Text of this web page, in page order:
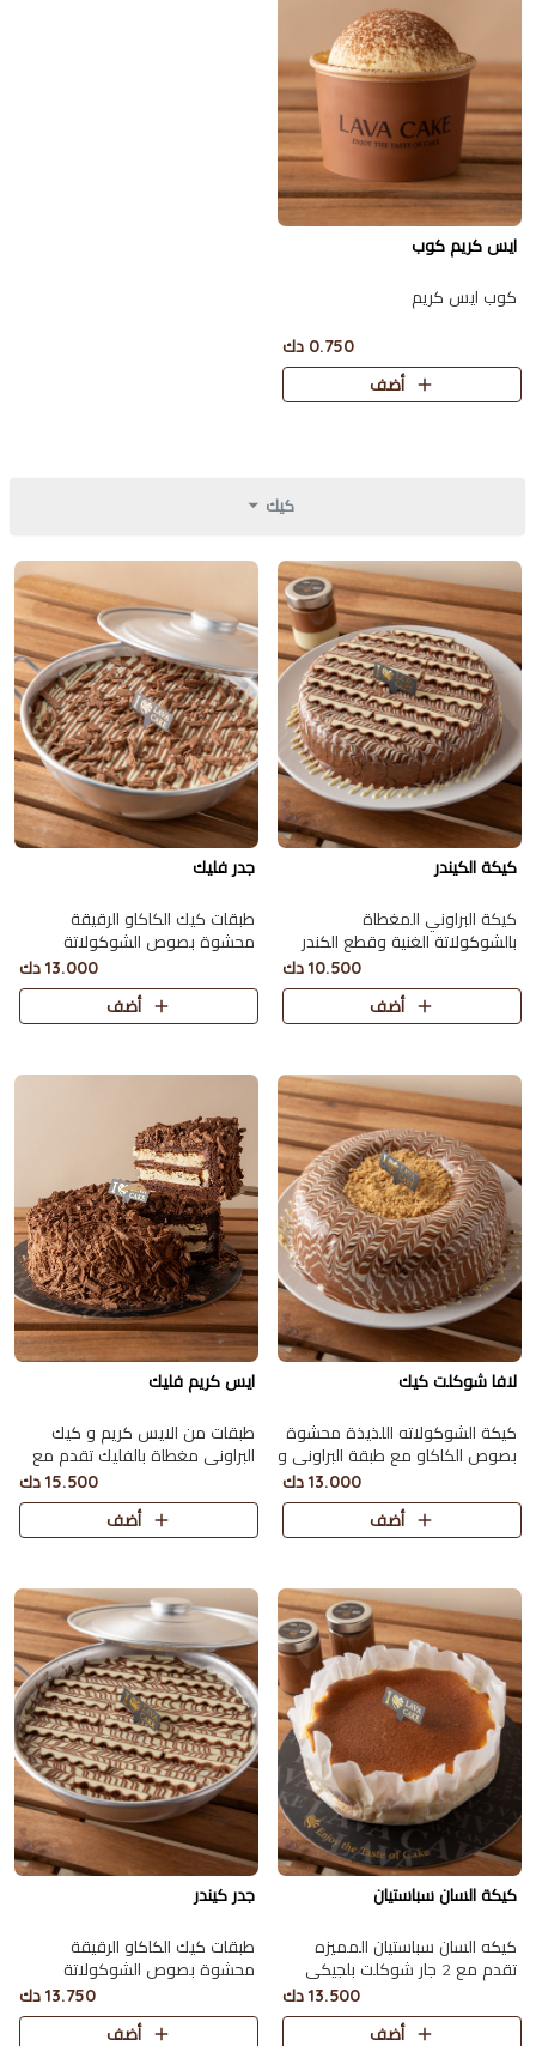
ايس كريم كوب
كوب ايس كريم
0.750 دك
أضف
كيك
كيكة الكيندر
كيكة البراوني المغطاة
بالشوكولاتة الغنية وقطع الكندر
تقدّم مع عبوة من الشوكلت ميلك
ووايت تكفي 8 أشخاص.
10.500 دك
أضف
جدر فليك
طبقات كيك الكاكاو الرقيقة
محشوة بصوص الشوكولاتة
ومغطاة بقطع الفليك يكفي 10
أشخاص.
13.000 دك
أضف
لافا شوكلت كيك
كيكة الشوكولاته اللذيذة محشوة
بصوص الكاكاو مع طبقة البراوني و
بسكويت الدايجستف تكفي 9
اشخاص
13.000 دك
أضف
ايس كريم فليك
طبقات من الايس كريم و كيك
البراوني مغطاة بالفليك تقدم مع
15.500 دك
أضف
كيكة السان سباستيان
كيكه السان سباستيان المميزه
تقدم مع 2 جار شوكلت بلجيكي
13.500 دك
أضف
جدر كيندر
طبقات كيك الكاكاو الرقيقة
محشوة بصوص الشوكولاتة
والكيندر ومغطاة بحبات الكيندر
يكفي 10 أشخاص.
13.750 دك
أضف